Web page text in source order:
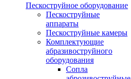
Пескоструйное оборудование
Пескоструйные
аппараты
Пескоструйные камеры
Комплектующие
абразивоструйного
оборудования
Сопла